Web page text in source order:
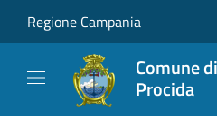
Regione Campania
Comune
Procida